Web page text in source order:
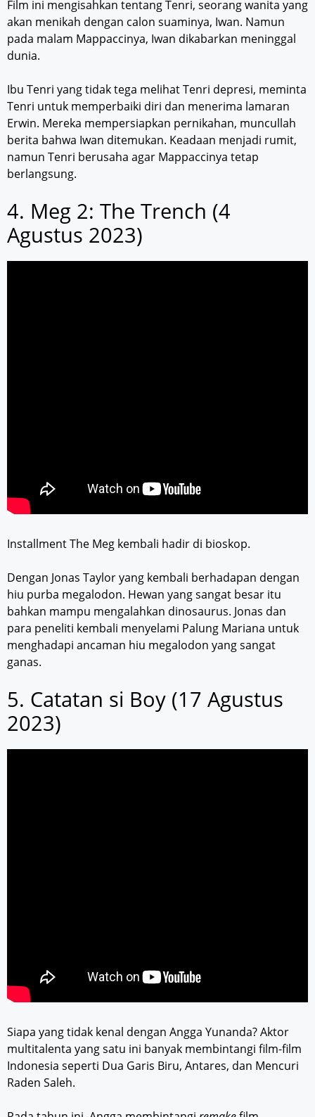
Film ini mengisahkan tentang Tenri, seorang wanita yang
akan menikah dengan calon suaminya, Iwan. Namun
pada malam Mappaccinya, Iwan dikabarkan meninggal
dunia.
Ibu Tenri yang tidak tega melihat Tenri depresi, meminta
Tenri untuk memperbaiki diri dan menerima lamaran
Erwin. Mereka mempersiapkan pernikahan, muncullah
berita bahwa Iwan ditemukan. Keadaan menjadi rumit,
namun Tenri berusaha agar Mappaccinya tetap
berlangsung.
4. Meg 2: The Trench (4
Agustus 2023)
Installment The Meg kembali hadir di bioskop.
Dengan Jonas Taylor yang kembali berhadapan dengan
hiu purba megalodon. Hewan yang sangat besar itu
bahkan mampu mengalahkan dinosaurus. Jonas dan
para peneliti kembali menyelami Palung Mariana untuk
menghadapi ancaman hiu megalodon yang sangat
ganas.
5. Catatan si Boy (17 Agustus
2023)
Siapa yang tidak kenal dengan Angga Yunanda? Aktor
multitalenta yang satu ini banyak membintangi film-film
Indonesia seperti Dua Garis Biru, Antares, dan Mencuri
Raden Saleh.